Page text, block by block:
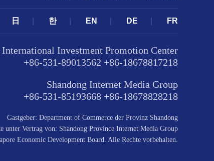
日 한 EN DE FR
International Investment Promotion Center
+86-531-89013562 +86-18678817218
Shandong Internet Media Group
+86-531-85193668 +86-18678828218
Gastgeber: Department of Commerce der Provinz Shandong
unter Vertrag von: Shandong Province Internet Media Group
Economic Development Board. Alle Rechte vorbehalten.